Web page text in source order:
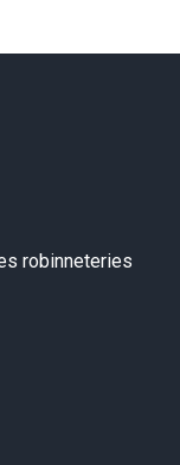
robinneteries